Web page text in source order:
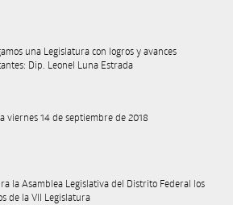
una Legislatura con logros y avances
Dip. Leonel Luna Estrada
viernes 14 de septiembre de 2018
la Asamblea Legislativa del Distrito Federal los
de la VII Legislatura